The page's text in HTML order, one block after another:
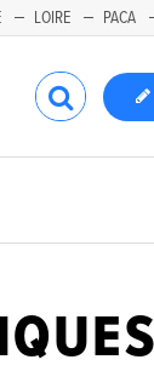
LOIRE PACA